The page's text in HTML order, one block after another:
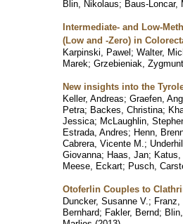
Blin, Nikolaus; Baus-Loncar,
Intermediate- and Low-
(Low and -Zero) in
Karpinski, Pawel; Walter,
Marek; Grzebieniak, Zygmunt
New insights into the
Keller, Andreas; Graefen,
Petra; Backes, Christina;
Jessica; McLaughlin,
Estrada, Andres; Henn,
Cabrera, Vicente M. ;
Giovanna; Haas, Jan; Katus,
Meese, Eckart; Pusch,
Otoferlin Couples to
Duncker, Susanne V. ; Franz,
Bernhard; Fakler, Bernd;